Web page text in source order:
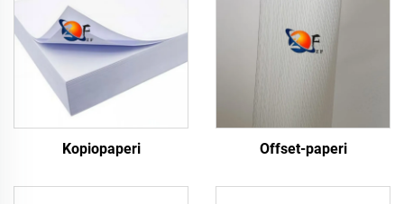
Kopiopaperi Offset-paperi